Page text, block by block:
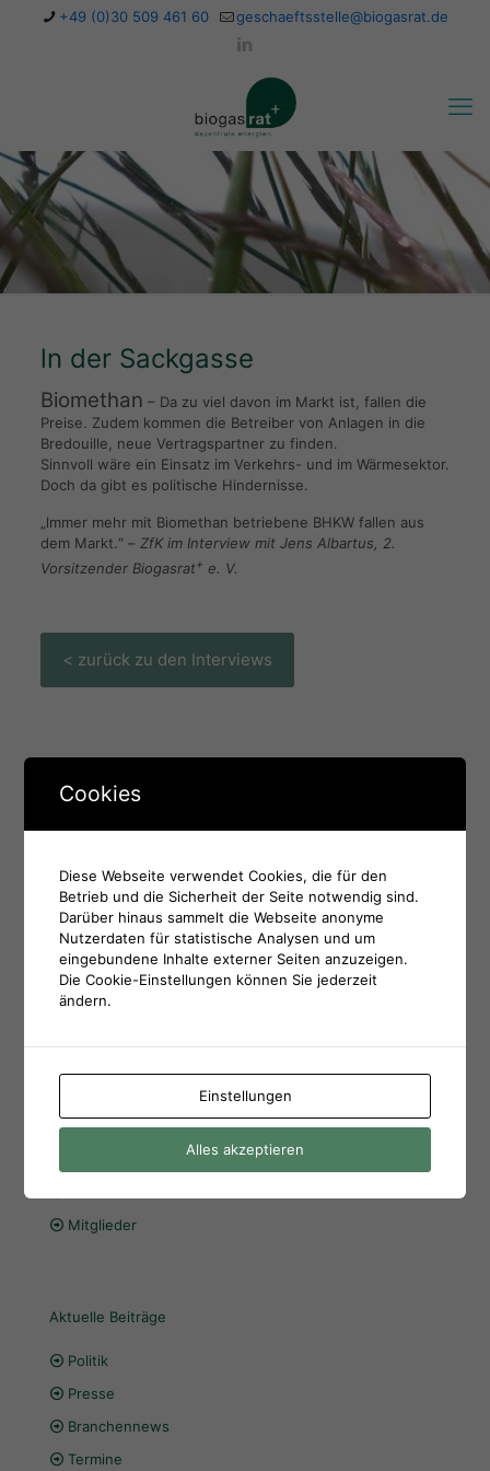
+49 (0)30 509 461 60 geschaeftsstelle@biogasrat.de
ln der Sackgasse
Biomethan – Da zu viel davon im Markt ist, fallen die
Preise. Zudem kommen die Betreiber von Anlagen in die
Bredouille, neue Vertragspartner zu finden.
Sinnvoll wäre ein Einsatz im Verkehrs- und im Wärmesektor.
Doch da gibt es politische Hindernisse.
„lmmer mehr mit Biomethan betriebene BHKW fallen aus
dem Markt.“ – ZfK im Interview mit Jens Albartus, 2.
Vorsitzender Biogasrat+ e. V.
< zurück zu den Interviews
Der Biogasrat
Über uns
Mitglieder
Aktuelle Beiträge
Politik
Presse
Branchennews
Termine
Cookies
Diese Webseite verwendet Cookies, die für den
Betrieb und die Sicherheit der Seite notwendig sind.
Darüber hinaus sammelt die Webseite anonyme
Nutzerdaten für statistische Analysen und um
eingebundene Inhalte externer Seiten anzuzeigen.
Die Cookie-Einstellungen können Sie jederzeit
ändern.
Einstellungen
Alles akzeptieren